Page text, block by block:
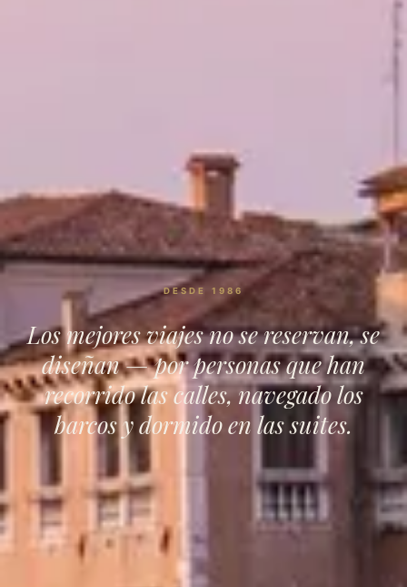
DESDE 1986
Los mejores viajes no se reservan, se
diseñan — por personas que han
recorrido las calles, navegado los
barcos y dormido en las suites.